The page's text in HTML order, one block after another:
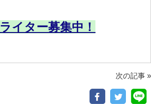
ライター募集中！
次の記事 »